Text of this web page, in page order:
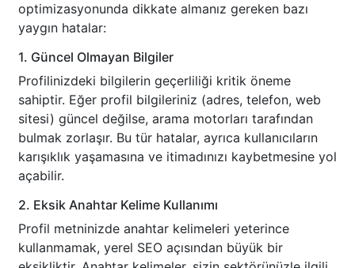
optimizasyonunda dikkate almanız gereken bazı
yaygın hatalar:
1. Güncel Olmayan Bilgiler
Profilinizdeki bilgilerin geçerliliği kritik öneme
sahiptir. Eğer profil bilgileriniz (adres, telefon, web
sitesi) güncel değilse, arama motorları tarafından
bulmak zorlaşır. Bu tür hatalar, ayrıca kullanıcıların
karışıklık yaşamasına ve itimadınızı kaybetmesine yol
açabilir.
2. Eksik Anahtar Kelime Kullanımı
Profil metninizde anahtar kelimeleri yeterince
kullanmamak, yerel SEO açısından büyük bir